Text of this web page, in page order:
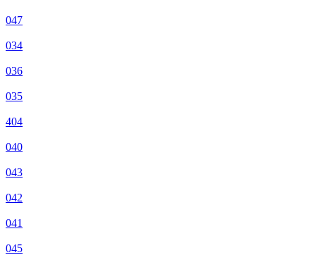
047
034
036
035
404
040
043
042
041
045